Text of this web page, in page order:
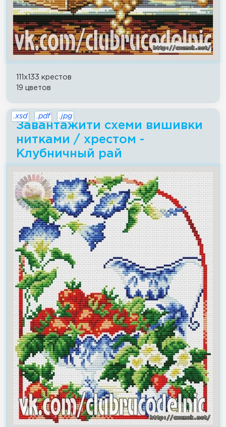
111x133 крестов
19 цветов
Завантажити схеми вишивки
нитками / хрестом -
Клубничный рай
.xsd .pdf .jpg